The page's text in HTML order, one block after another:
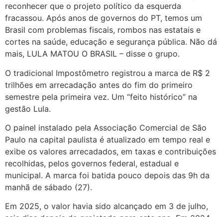
reconhecer que o projeto político da esquerda
fracassou. Após anos de governos do PT, temos um
Brasil com problemas fiscais, rombos nas estatais e
cortes na saúde, educação e segurança pública. Não dá
mais, LULA MATOU O BRASIL – disse o grupo.
O tradicional Impostômetro registrou a marca de R$ 2
trilhões em arrecadação antes do fim do primeiro
semestre pela primeira vez. Um “feito histórico” na
gestão Lula.
O painel instalado pela Associação Comercial de São
Paulo na capital paulista é atualizado em tempo real e
exibe os valores arrecadados, em taxas e contribuições
recolhidas, pelos governos federal, estadual e
municipal. A marca foi batida pouco depois das 9h da
manhã de sábado (27).
Em 2025, o valor havia sido alcançado em 3 de julho,